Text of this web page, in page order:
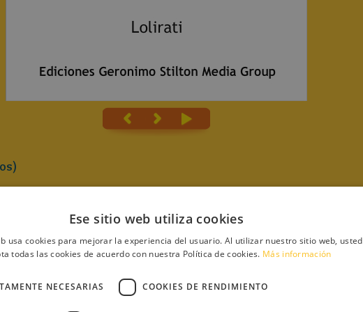
A EL
Ese sitio web utiliza cookies
usa cookies para mejorar la experiencia del usuario. Al utilizar nuestro sitio web, usted
todas las cookies de acuerdo con nuestra Política de cookies. Más información
NECESARIAS COOKIES DE RENDIMIENTO